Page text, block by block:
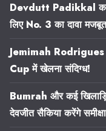
Devdutt Padikkal
लिए No. 3 का दावा मजबूत
Jemimah Rodrigues
Cup में खेलना संदिग्ध!
Bumrah और कई
देवजीत सैकिया करेंगे